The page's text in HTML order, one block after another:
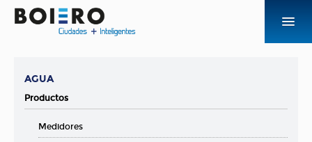
PRODUCTOS Y SOLUCIONES
AGUA
Productos
Medidores